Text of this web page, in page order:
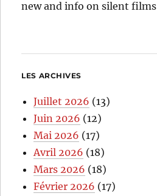
new and info on silent films
LES ARCHIVES
Juillet 2026 (13)
Juin 2026 (12)
Mai 2026 (17)
Avril 2026 (18)
Mars 2026 (18)
Février 2026 (17)